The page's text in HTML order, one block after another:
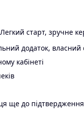
старт, зручне
додаток, власний
кабінеті
ще до